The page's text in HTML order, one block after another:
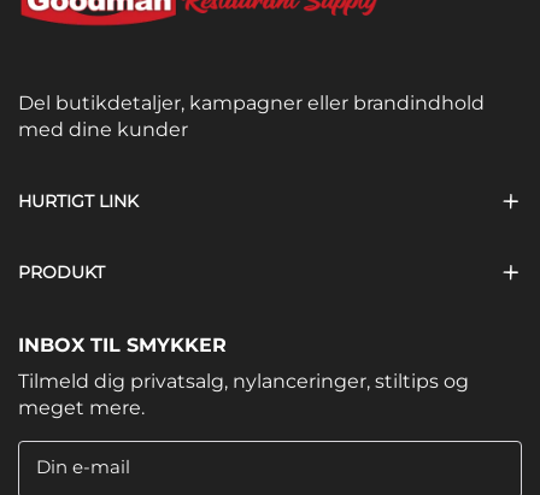
Del butikdetaljer, kampagner eller brandindhold
med dine kunder
HURTIGT LINK
PRODUKT
INBOX TIL SMYKKER
Tilmeld dig privatsalg, nylanceringer, stiltips og
meget mere.
Din e-mail